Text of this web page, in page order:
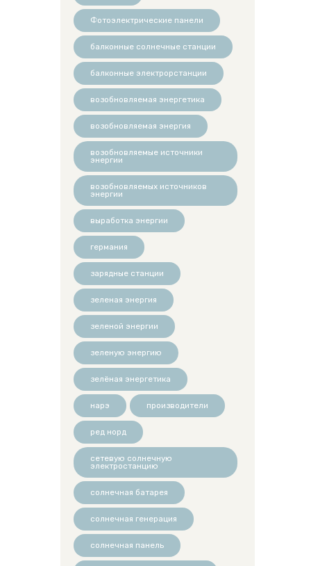
Фотоэлектрические панели
балконные солнечные станции
балконные электрорстанции
возобновляемая энергетика
возобновляемая энергия
возобновляемые источники
энергии
возобновляемых источников
энергии
выработка энергии
германия
зарядные станции
зеленая энергия
зеленой энергии
зеленую энергию
зелёная энергетика
нарэ производители
ред норд
сетевую солнечную
электростанцию
солнечная батарея
солнечная генерация
солнечная панель